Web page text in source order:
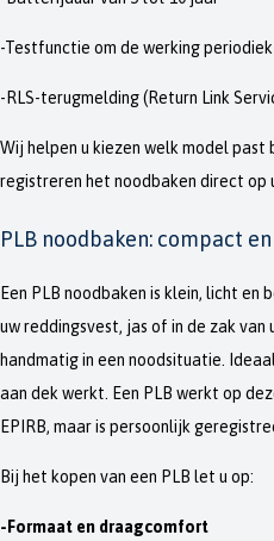
-Testfunctie om de werking
-RLS-terugmelding (Return Link
Wij helpen u kiezen welk model past
registreren het noodbaken direct op
PLB noodbaken: compact
Een PLB noodbaken is klein, licht
uw reddingsvest, jas of in de zak
handmatig in een noodsituatie.
aan dek werkt. Een PLB werkt op
EPIRB, maar is persoonlijk
Bij het kopen van een PLB let u op:
-Formaat en draagcomfort